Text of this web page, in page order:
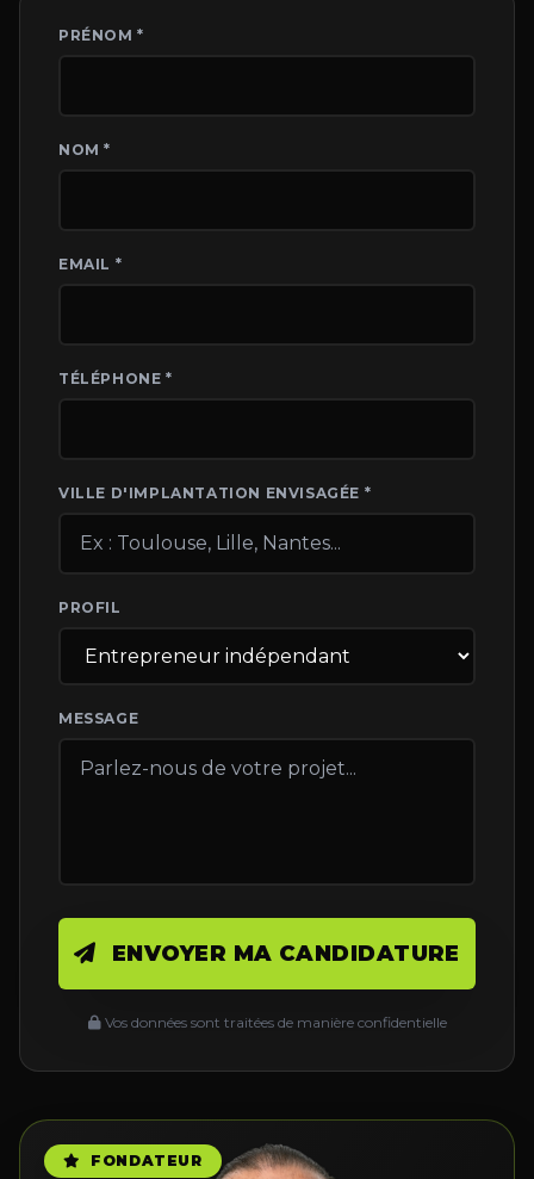
FONDATEUR
PRÉNOM *
NOM *
EMAIL *
TÉLÉPHONE *
VILLE D'IMPLANTATION ENVISAGÉE *
PROFIL
MESSAGE
ENVOYER MA CANDIDATURE
Vos données sont traitées de manière confidentielle